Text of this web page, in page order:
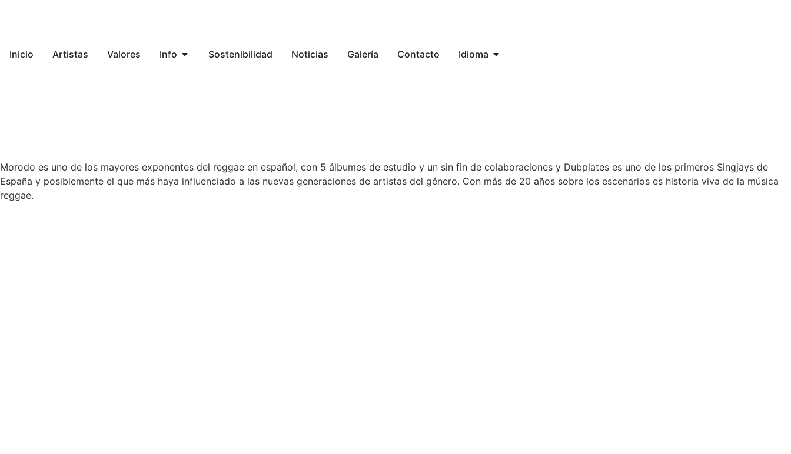
Inicio Artistas Valores Info Sostenibilidad Noticias Galería Contacto Idioma
Morodo es uno de los mayores exponentes del reggae en español, con 5 álbumes de estudio y un sin fin de colaboraciones y Dubplates es uno de los primeros Singjays de
España y posiblemente el que más haya influenciado a las nuevas generaciones de artistas del género. Con más de 20 años sobre los escenarios es historia viva de la música
reggae.